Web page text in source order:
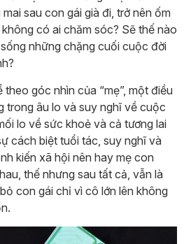
sau con gái già đi, trở nên ốm
có ai chăm sóc? Sẽ thế nào
những chặng cuối cuộc đời
theo góc nhìn của “mẹ”, một điều
trong âu lo và suy nghĩ về cuộc
lo về sức khoẻ và cả tương lai
cách biệt tuổi tác, suy nghĩ và
kiến xã hội nên hay mẹ con
thế nhưng sau tất cả, vẫn là
con gái chỉ vì cô lớn lên không